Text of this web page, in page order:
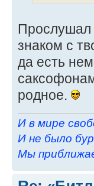
Прослушал
знаком с
да есть
родное.
И в мире
И не было
Мы